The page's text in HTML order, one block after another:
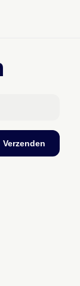
Verzenden